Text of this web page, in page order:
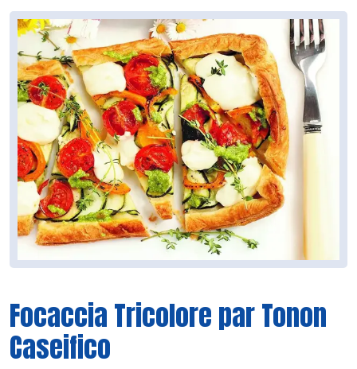
Focaccia Tricolore par Tonon
Caseifico